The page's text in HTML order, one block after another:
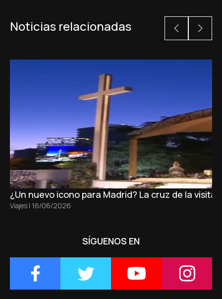
Noticias relacionadas
¿Un nuevo icono para Madrid? La cruz de la visita
Viajes | 16/06/2026
SÍGUENOS EN